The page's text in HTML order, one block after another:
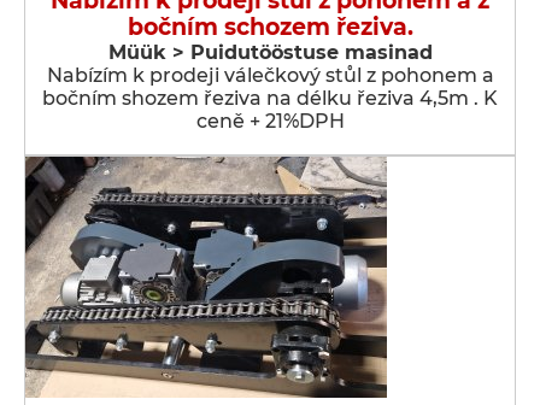
bočním schozem řeziva.
Müük > Puidutööstuse masinad
Nabízím k prodeji válečkový stůl z pohonem a
bočním shozem řeziva na délku řeziva 4,5m . K
ceně + 21%DPH